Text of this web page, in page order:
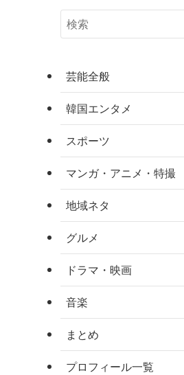
芸能全般
韓国エンタメ
スポーツ
マンガ・アニメ・特撮
地域ネタ
グルメ
ドラマ・映画
音楽
まとめ
プロフィール一覧